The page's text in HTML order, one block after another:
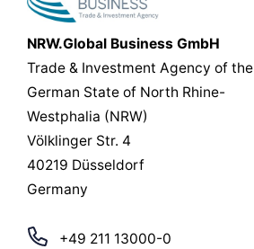
NRW.Global Business GmbH
Trade & Investment Agency of the
German State of North Rhine-
Westphalia (NRW)
Völklinger Str. 4
40219 Düsseldorf
Germany
+49 211 13000-0